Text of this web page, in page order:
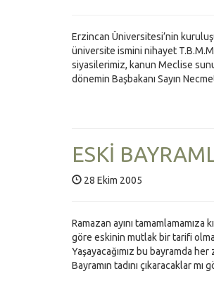
Erzincan Üniversitesi’nin
üniversite ismini nihayet
siyasilerimiz, kanun Meclise
dönemin Başbakanı Sayın
ESKİ
28 Ekim 2005
Ramazan ayını tamamlamamıza
göre eskinin mutlak bir tarifi
Yaşayacağımız bu bayramda
Bayramın tadını çıkaracaklar mı